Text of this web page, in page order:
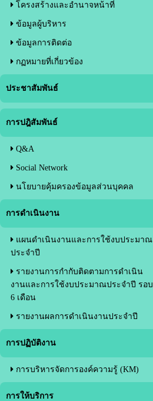
โครงสร้างและอำนาจหน้าที่
ข้อมูลผู้บริหาร
ข้อมูลการติดต่อ
กฏหมายที่เกี่ยวข้อง
ประชาสัมพันธ์
การปฎิสัมพันธ์
Q&A
Social Network
นโยบายคุ้มครองข้อมูลส่วนบุคคล
การดำเนินงาน
แผนดำเนินงานและการใช้งบประมาณ
ประจำปี
รายงานการกำกับติดตามการดำเนิน
งานและการใช้งบประมาณประจำปี รอบ
6 เดือน
รายงานผลการดำเนินงานประจำปี
การปฏิบัติงาน
การบริหารจัดการองค์ความรู้ (KM)
การให้บริการ